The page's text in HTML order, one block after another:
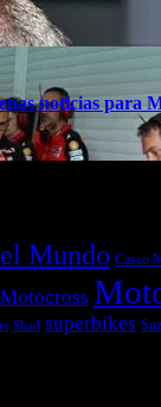
noticias para
Mundo Casco
Motocross
Shad superbikes